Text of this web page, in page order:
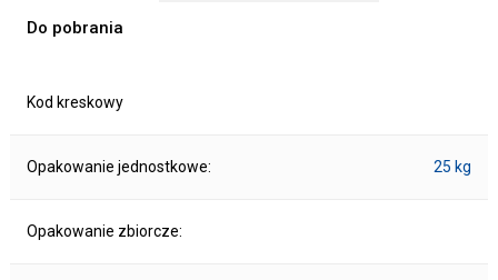
Do pobrania
Kod kreskowy
Opakowanie jednostkowe: 25 kg
Opakowanie zbiorcze: